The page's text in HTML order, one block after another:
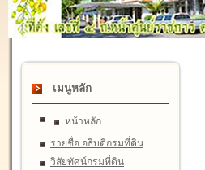
เมนูหลัก
หน้าหลัก
รายชื่อ อธิบดีกรมที่ดิน
วิสัยทัศน์กรมที่ดิน